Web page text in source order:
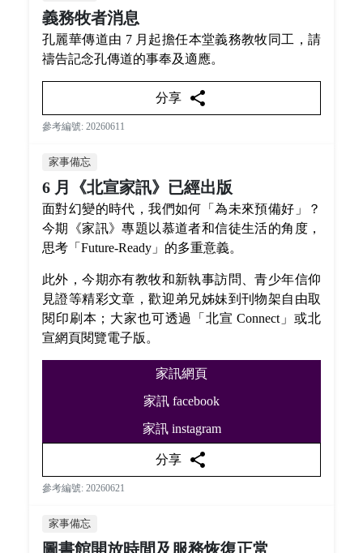
義務牧者消息
孔麗華傳道由 7 月起擔任本堂義務教牧同工，請
禱告記念孔傳道的事奉及適應。
分享 share
參考編號: 20260611
家事備忘
6 月《北宣家訊》已經出版
面對幻變的時代，我們如何「為未來預備好」？
今期《家訊》專題以慕道者和信徒生活的角度，
思考「Future-Ready」的多重意義。
此外，今期亦有教牧和新執事訪問、青少年信仰
見證等精彩文章，歡迎弟兄姊妹到刊物架自由取
閱印刷本；大家也可透過「北宣 Connect」或北
宣網頁閱覽電子版。
家訊網頁
家訊 facebook
家訊 instagram
分享 share
參考編號: 20260621
家事備忘
圖書館開放時間及服務恢復正常